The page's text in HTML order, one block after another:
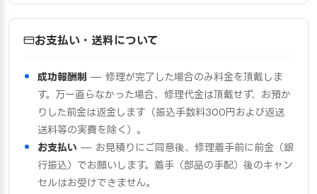
お支払い・送料について
成功報酬制 — 修理が完了した場合のみ料金を頂戴しま
す。万一直らなかった場合、修理代金は頂戴せず、お預か
りした前金は返金します（振込手数料300円および返送
送料等の実費を除く）。
お支払い — お見積りにご同意後、修理着手前に前金（銀
行振込）でお願いします。着手（部品の手配）後のキャン
セルはお受けできません。